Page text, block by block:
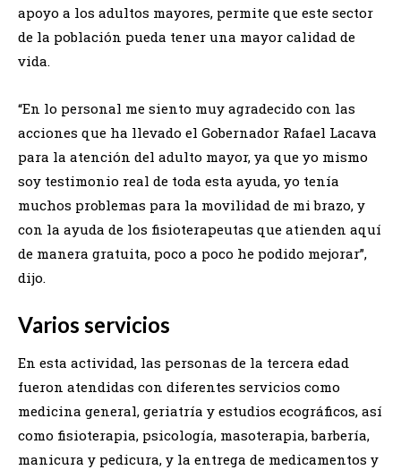
apoyo a los adultos mayores, permite que este sector
de la población pueda tener una mayor calidad de
vida.
“En lo personal me siento muy agradecido con las
acciones que ha llevado el Gobernador Rafael Lacava
para la atención del adulto mayor, ya que yo mismo
soy testimonio real de toda esta ayuda, yo tenía
muchos problemas para la movilidad de mi brazo, y
con la ayuda de los fisioterapeutas que atienden aquí
de manera gratuita, poco a poco he podido mejorar”,
dijo.
Varios servicios
En esta actividad, las personas de la tercera edad
fueron atendidas con diferentes servicios como
medicina general, geriatría y estudios ecográficos, así
como fisioterapia, psicología, masoterapia, barbería,
manicura y pedicura, y la entrega de medicamentos y